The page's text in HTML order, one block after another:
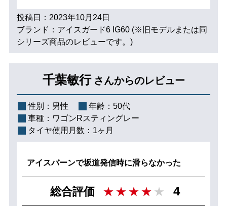
投稿日：2023年10月24日
ブランド：アイスガード6 IG60 (※旧モデルまたは同
シリーズ商品のレビューです。)
千葉敏行 さんからのレビュー
性別： 男性 年齢： 50代
車種： ワゴンRスティングレー
タイヤ使用月数： 1ヶ月
アイスバーンで坂道発信時に滑らなかった
総合評価 4